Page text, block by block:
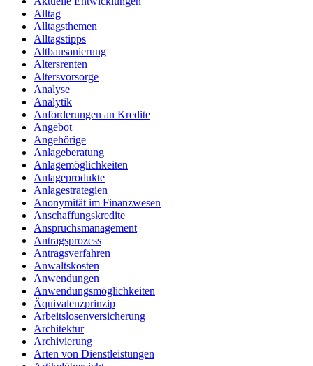
Alltag
Alltagsthemen
Alltagstipps
Altbausanierung
Altersrenten
Altersvorsorge
Analyse
Analytik
Anforderungen an Kredite
Angebot
Angehörige
Anlageberatung
Anlagemöglichkeiten
Anlageprodukte
Anlagestrategien
Anonymität im Finanzwesen
Anschaffungskredite
Anspruchsmanagement
Antragsprozess
Antragsverfahren
Anwaltskosten
Anwendungen
Anwendungsmöglichkeiten
Äquivalenzprinzip
Arbeitslosenversicherung
Architektur
Archivierung
Arten von Dienstleistungen